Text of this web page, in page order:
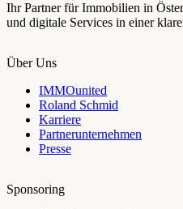
Ihr Partner für Immobilien in
und digitale Services in einer
Über Uns
IMMOunited
Roland Schmid
Karriere
Partnerunternehmen
Presse
Sponsoring